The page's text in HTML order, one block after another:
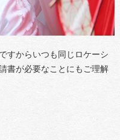
すからいつも同じロケーシ
書が必要なことにもご理解